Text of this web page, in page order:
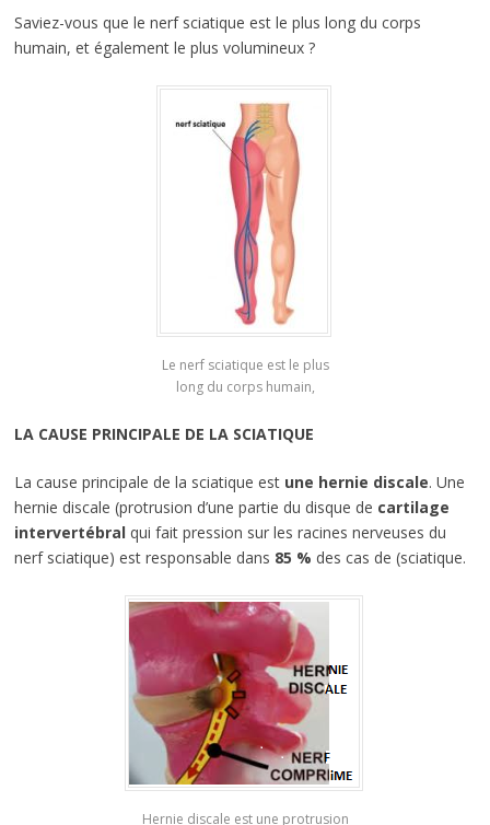
Saviez-vous que le nerf sciatique est le plus long du corps
humain, et également le plus volumineux ?
Le nerf sciatique est le plus
long du corps humain,
LA CAUSE PRINCIPALE DE LA SCIATIQUE
La cause principale de la sciatique est une hernie discale. Une
hernie discale (protrusion d’une partie du disque de cartilage
intervertébralqui fait pression sur les racines nerveuses du
nerf sciatique) est responsable dans 85 % des cas de (sciatique.
Hernie discale est une protrusion